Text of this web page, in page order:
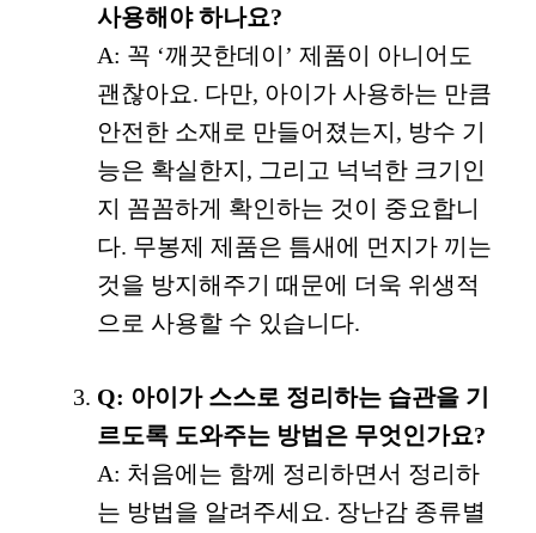
사용해야 하나요?
A: 꼭 ‘깨끗한데이’ 제품이 아니어도
괜찮아요. 다만, 아이가 사용하는 만큼
안전한 소재로 만들어졌는지, 방수 기
능은 확실한지, 그리고 넉넉한 크기인
지 꼼꼼하게 확인하는 것이 중요합니
다. 무봉제 제품은 틈새에 먼지가 끼는
것을 방지해주기 때문에 더욱 위생적
으로 사용할 수 있습니다.
Q: 아이가 스스로 정리하는 습관을 기
르도록 도와주는 방법은 무엇인가요?
A: 처음에는 함께 정리하면서 정리하
는 방법을 알려주세요. 장난감 종류별